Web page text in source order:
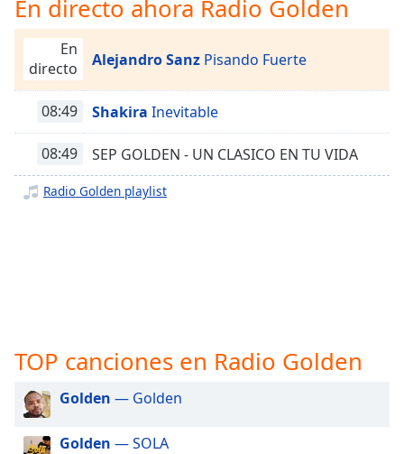
Chapters
Chapters
Descriptions
descriptions
off,
selected
Subtitles
off,
Audio
En directo ahora Radio Golden
En
directo
Alejandro Sanz Pisando Fuerte
08:49 Shakira Inevitable
08:49 SEP GOLDEN - UN CLASICO EN TU VIDA
Radio Golden playlist
TOP canciones en Radio Golden
Golden — Golden
Golden — SOLA